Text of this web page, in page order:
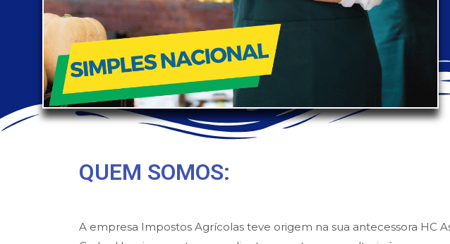
QUEM SOMOS:
A empresa Impostos Agrícolas teve origem na sua antecessora HC